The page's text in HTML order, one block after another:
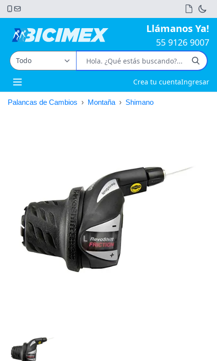
Llámanos Ya!
55 9126 9007
Open main menu Crea tu cuentaIngresar
Palancas de Cambios › Montaña › Shimano